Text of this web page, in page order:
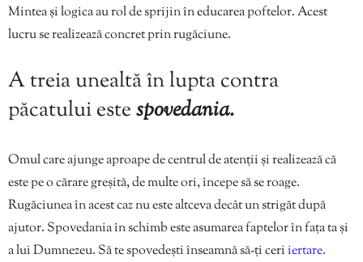
Mintea și logica au rol de sprijin în educarea poftelor. Acest
lucru se realizează concret prin rugăciune.
A treia unealtă în lupta contra
păcatului estespovedania.
Omul care ajunge aproape de centrul de atenții și realizează că
este pe o cărare greșită, de multe ori, începe să se roage.
Rugăciunea în acest caz nu este altceva decât un strigăt după
ajutor. Spovedania în schimb este asumarea faptelor în fața ta și
a lui Dumnezeu. Să te spovedești înseamnă să-ți ceriiertare.